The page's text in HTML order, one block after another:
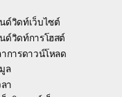
ด์วิดท์เว็บไซต์
ด์วิดท์การโฮสต์
การดาวน์โหลด
ล
า